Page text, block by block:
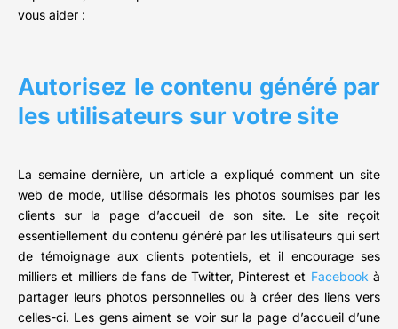
vous aider :
Autorisez le contenu généré par
les utilisateurs sur votre site
La semaine dernière, un article a expliqué comment un site
web de mode, utilise désormais les photos soumises par les
clients sur la page d’accueil de son site. Le site reçoit
essentiellement du contenu généré par les utilisateurs qui sert
de témoignage aux clients potentiels, et il encourage ses
milliers et milliers de fans de Twitter, Pinterest et Facebookà
partager leurs photos personnelles ou à créer des liens vers
celles-ci. Les gens aiment se voir sur la page d’accueil d’une